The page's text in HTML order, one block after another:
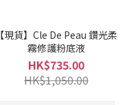
【現貨】Cle De Peau 鑽光柔
霧修護粉底液
HK$735.00
HK$1,050.00